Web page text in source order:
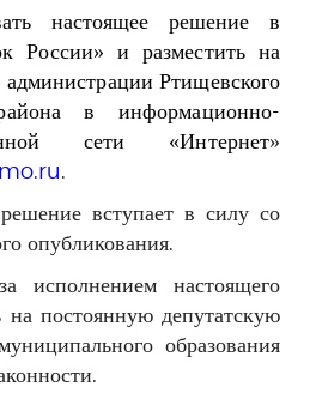
настоящее решение в
России» и разместить на
Ртищевского
в информационно-
сети «Интернет»
.
вступает в силу со
опубликования.
исполнением настоящего
постоянную депутатскую
образования